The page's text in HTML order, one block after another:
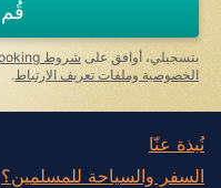
قُم
بتسجيلي، أوافق على شروط Halalbooking للاستخدام
الخصوصية وملفات تعريف الارتباط .
نُبذة عنّا
السفر والسياحة للمسلمين؟